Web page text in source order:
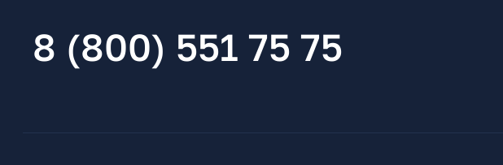
8 (800) 551 75 75